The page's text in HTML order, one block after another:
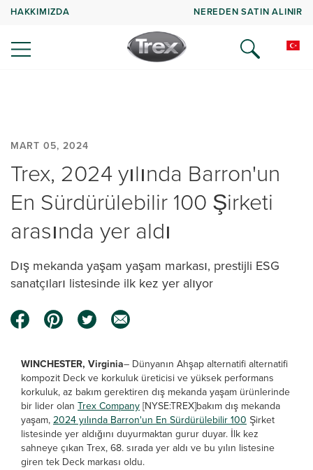
HAKKIMIZDA NEREDEN SATIN ALINIR
MART 05, 2024
Trex, 2024 yılında Barron'un
En Sürdürülebilir 100 Şirketi
arasında yer aldı
Dış mekanda yaşam yaşam markası, prestijli ESG
sanatçıları listesinde ilk kez yer alıyor
WINCHESTER, Virginia– Dünyanın Ahşap alternatifi alternatifi
kompozit Deck ve korkuluk üreticisi ve yüksek performans
korkuluk, az bakım gerektiren dış mekanda yaşam ürünlerinde
bir lider olan Trex Company[NYSE:TREX]bakım dış mekanda
yaşam,2024 yılında Barron'un En Sürdürülebilir 100 Şirket
listesinde yer aldığını duyurmaktan gurur duyar. İlk kez
sahneye çıkan Trex, 68. sırada yer aldı ve bu yılın listesine
giren tek Deck markası oldu.